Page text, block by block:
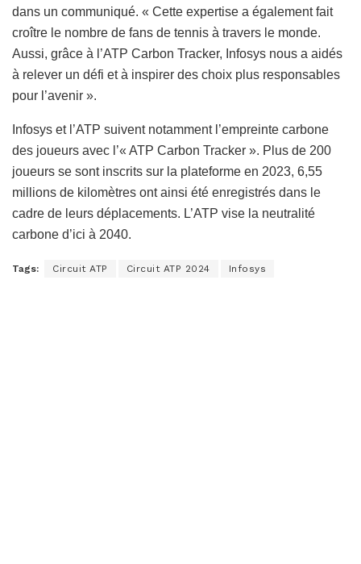
dans un communiqué. « Cette expertise a également fait
croître le nombre de fans de tennis à travers le monde.
Aussi, grâce à l’ATP Carbon Tracker, Infosys nous a aidés
à relever un défi et à inspirer des choix plus responsables
pour l’avenir ».
Infosys et l’ATP suivent notamment l’empreinte carbone
des joueurs avec l’« ATP Carbon Tracker ». Plus de 200
joueurs se sont inscrits sur la plateforme en 2023, 6,55
millions de kilomètres ont ainsi été enregistrés dans le
cadre de leurs déplacements. L’ATP vise la neutralité
carbone d’ici à 2040.
Tags: Circuit ATP Circuit ATP 2024 Infosys